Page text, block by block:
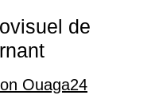
de
Ouaga24